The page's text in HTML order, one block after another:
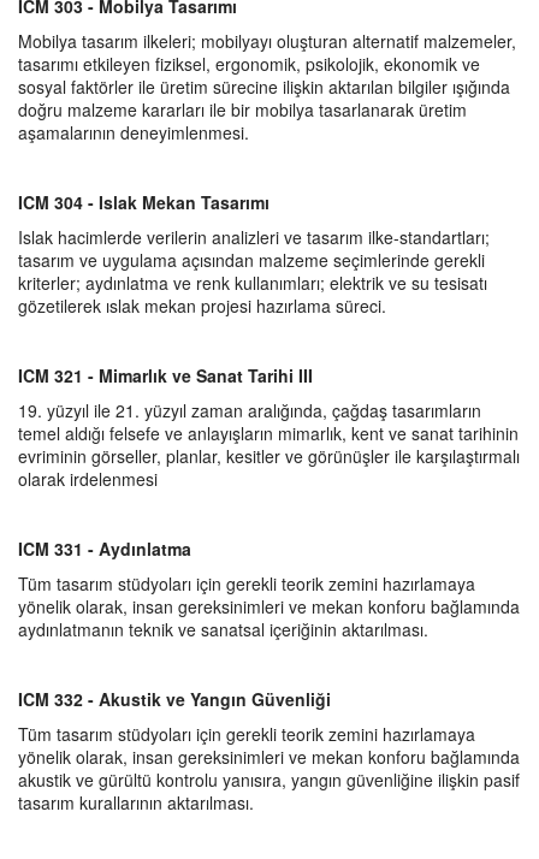
ICM 303 - Mobilya Tasarımı
Mobilya tasarım ilkeleri; mobilyayı oluşturan alternatif malzemeler,
tasarımı etkileyen fiziksel, ergonomik, psikolojik, ekonomik ve
sosyal faktörler ile üretim sürecine ilişkin aktarılan bilgiler ışığında
doğru malzeme kararları ile bir mobilya tasarlanarak üretim
aşamalarının deneyimlenmesi.
ICM 304 - Islak Mekan Tasarımı
Islak hacimlerde verilerin analizleri ve tasarım ilke-standartları;
tasarım ve uygulama açısından malzeme seçimlerinde gerekli
kriterler; aydınlatma ve renk kullanımları; elektrik ve su tesisatı
gözetilerek ıslak mekan projesi hazırlama süreci.
ICM 321 - Mimarlık ve Sanat Tarihi III
19. yüzyıl ile 21. yüzyıl zaman aralığında, çağdaş tasarımların
temel aldığı felsefe ve anlayışların mimarlık, kent ve sanat tarihinin
evriminin görseller, planlar, kesitler ve görünüşler ile karşılaştırmalı
olarak irdelenmesi
ICM 331 - Aydınlatma
Tüm tasarım stüdyoları için gerekli teorik zemini hazırlamaya
yönelik olarak, insan gereksinimleri ve mekan konforu bağlamında
aydınlatmanın teknik ve sanatsal içeriğinin aktarılması.
ICM 332 - Akustik ve Yangın Güvenliği
Tüm tasarım stüdyoları için gerekli teorik zemini hazırlamaya
yönelik olarak, insan gereksinimleri ve mekan konforu bağlamında
akustik ve gürültü kontrolu yanısıra, yangın güvenliğine ilişkin pasif
tasarım kurallarının aktarılması.